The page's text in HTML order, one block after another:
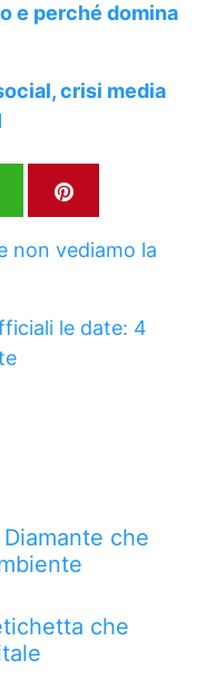
e perché domina
crisi media
non vediamo la
le date: 4
che
che